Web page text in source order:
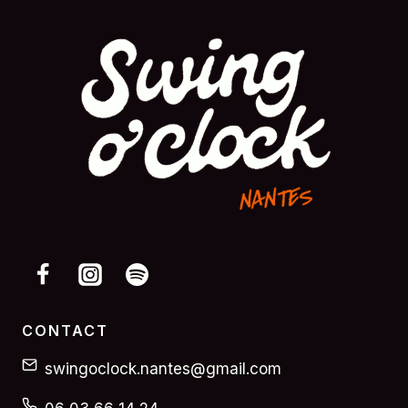
CONTACT
swingoclock.nantes@gmail.com